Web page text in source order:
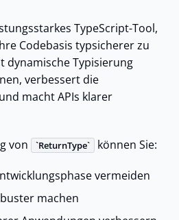
TypeScript-Tool,
Codebasis typsicherer zu
dynamische Typisierung
verbessert die
macht APIs klarer
von ReturnType können Sie:
vermeiden
machen